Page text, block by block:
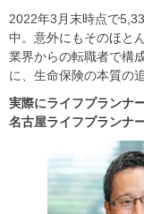
2022年3月末時点で
中。意外にもそのほと
業界からの転職者で構
に、生命保険の本質の
実際にライフプランナ
名古屋ライフプランナ